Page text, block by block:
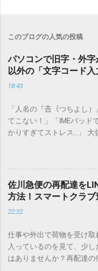
このブログの人気の投稿
パソコンで旧字・外
以外の「文字コード
18:43
「人名の『𠮷（つちよし
てこない！」「IMEパッド
かりすぎてストレス…」 大
てしまいますよね。多く
を使いますが、実はマウ
し、似た漢字が多すぎて
ません。 そこで今回は、
ドを打ち込むだけで一瞬で
「文字コード入力」のテク
必要はありません。 1. な
こないのか？ そもそも、
あるのでしょうか。その理
佐川急便の再配達を
方法！スマートクラブ
22:32
仕事や外出で荷物を受け
入っているのを見て、少
はありませんか？再配達の